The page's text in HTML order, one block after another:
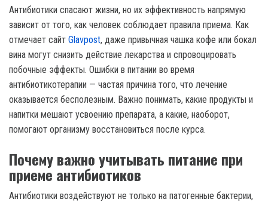
Антибиотики спасают жизни, но их эффективность напрямую
зависит от того, как человек соблюдает правила приема. Как
отмечает сайт Glavpost, даже привычная чашка кофе или бокал
вина могут снизить действие лекарства и спровоцировать
побочные эффекты. Ошибки в питании во время
антибиотикотерапии — частая причина того, что лечение
оказывается бесполезным. Важно понимать, какие продукты и
напитки мешают усвоению препарата, а какие, наоборот,
помогают организму восстановиться после курса.
Почему важно учитывать питание при
приеме антибиотиков
Антибиотики воздействуют не только на патогенные бактерии,